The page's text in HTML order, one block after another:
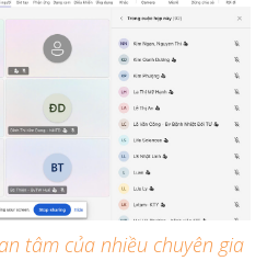
tâm của nhiều chuyên gia